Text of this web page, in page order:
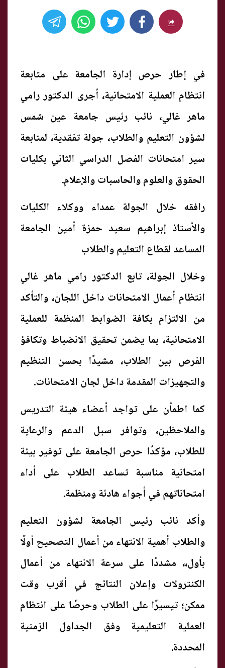
في إطار حرص إدارة الجامعة على متابعة
انتظام العملية الامتحانية، أجرى الدكتور رامي
ماهر غالي، نائب رئيس جامعة عين شمس
لشؤون التعليم والطلاب، جولة تفقدية، لمتابعة
سير امتحانات الفصل الدراسي الثاني بكليات
الحقوق والعلوم والحاسبات والإعلام.
رافقه خلال الجولة عمداء ووكلاء الكليات
والأستاذ إبراهيم سعيد حمزة أمين الجامعة
المساعد لقطاع التعليم والطلاب
وخلال الجولة، تابع الدكتور رامي ماهر غالي
انتظام أعمال الامتحانات داخل اللجان، والتأكد
من الالتزام بكافة الضوابط المنظمة للعملية
الامتحانية، بما يضمن تحقيق الانضباط وتكافؤ
الفرص بين الطلاب، مشيدًا بحسن التنظيم
والتجهيزات المقدمة داخل لجان الامتحانات.
كما اطمأن على تواجد أعضاء هيئة التدريس
والملاحظين، وتوافر سبل الدعم والرعاية
للطلاب، مؤكدًا حرص الجامعة على توفير بيئة
امتحانية مناسبة تساعد الطلاب على أداء
امتحاناتهم في أجواء هادئة ومنظمة.
وأكد نائب رئيس الجامعة لشؤون التعليم
والطلاب أهمية الانتهاء من أعمال التصحيح أولًا
بأول،، مشددًا على سرعة الانتهاء من أعمال
الكنترولات وإعلان النتائج في أقرب وقت
ممكن؛ تيسيرًا على الطلاب وحرصًا على انتظام
العملية التعليمية وفق الجداول الزمنية
المحددة.